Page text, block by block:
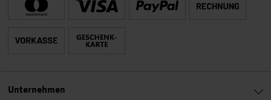
Unternehmen